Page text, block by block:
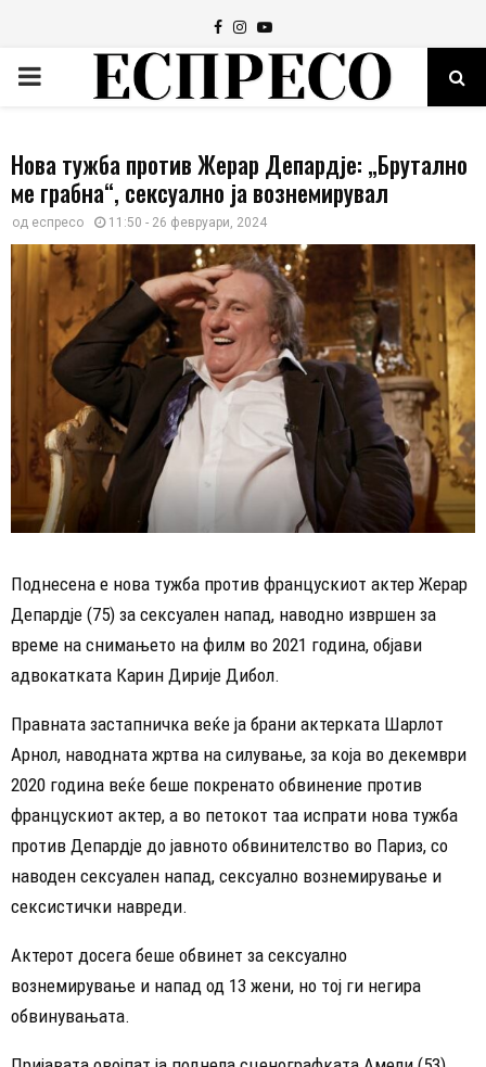
Facebook
Instagram
Youtube
PRIMARY
Нова тужба против Жерар Депардје: „Брутално
ме грабна“, сексуално ја вознемирувал
од еспресо 11:50 - 26 февруари, 2024
Поднесена е нова тужба против францускиот актер Жерар
Депардје (75) за сексуален напад, наводно извршен за
време на снимањето на филм во 2021 година, објави
адвокатката Карин Дирије Дибол.
Правната застапничка веќе ја брани актерката Шарлот
Арнол, наводната жртва на силување, за која во декември
2020 година веќе беше покренато обвинение против
францускиот актер, а во петокот таа испрати нова тужба
против Депардје до јавното обвинителство во Париз, со
наводен сексуален напад, сексуално вознемирување и
сексистички навреди.
Актерот досега беше обвинет за сексуално
вознемирување и напад од 13 жени, но тој ги негира
обвинувањата.